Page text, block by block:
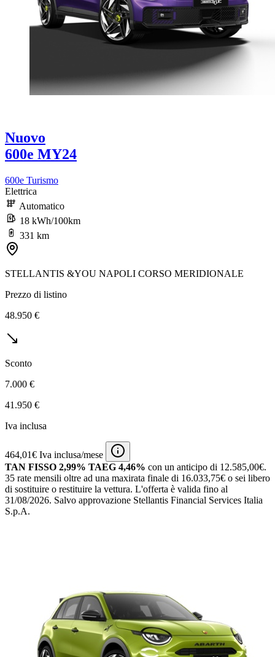
Nuovo
600e MY24
600e Turismo
Elettrica
Automatico
18 kWh/100km
331 km
STELLANTIS &YOU NAPOLI CORSO MERIDIONALE
Prezzo di listino
48.950 €
Sconto
7.000 €
41.950 €
Iva inclusa
464,01€ Iva inclusa/mese
TAN FISSO 2,99% TAEG 4,46% con un anticipo di 12.585,00€.
35 rate mensili oltre ad una maxirata finale di 16.033,75€ o sei libero
di sostituire o restituire la vettura. L'offerta è valida fino al
31/08/2026. Salvo approvazione Stellantis Financial Services Italia
S.p.A.